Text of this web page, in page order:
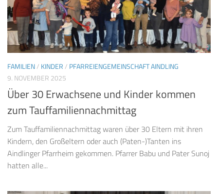
FAMILIEN/ KINDER/ PFARREIENGEMEINSCHAFT AINDLING
9. NOVEMBER 2025
Über 30 Erwachsene und Kinder kommen
zum Tauffamiliennachmittag
Zum Tauffamiliennachmittag waren über 30 Eltern mit ihren
Kindern, den Großeltern oder auch (Paten-)Tanten ins
Aindlinger Pfarrheim gekommen. Pfarrer Babu und Pater Sunoj
hatten alle...